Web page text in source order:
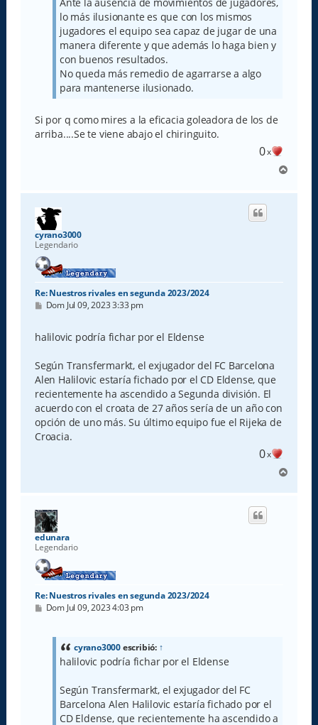
lo más ilusionante es que con los mismos
jugadores el equipo sea capaz de jugar de una
manera diferente y que además lo haga bien y
con buenos resultados.
No queda más remedio de agarrarse a algo
para mantenerse ilusionado.
Si por q como mires a la eficacia goleadora de los de
arriba....Se te viene abajo el chiringuito.
0x
r
cyrano3000
Legendario
Re: Nuestros rivales en segunda 2023/2024
M
s
a
e
Dom Jul 09, 2023 3:33 pm
halilovic podría fichar por el Eldense
Según Transfermarkt, el exjugador del FC Barcelona
Alen Halilovic estaría fichado por el CD Eldense, que
recientemente ha ascendido a Segunda división. El
acuerdo con el croata de 27 años sería de un año con
opción de uno más. Su último equipo fue el Rijeka de
Croacia.
0x
r
edunara
Legendario
Re: Nuestros rivales en segunda 2023/2024
M
Dom Jul 09, 2023 4:03 pm
cyrano3000escribió: ↑
halilovic podría fichar por el Eldense
Según Transfermarkt, el exjugador del FC
Barcelona Alen Halilovic estaría fichado por el
CD Eldense, que recientemente ha ascendido a